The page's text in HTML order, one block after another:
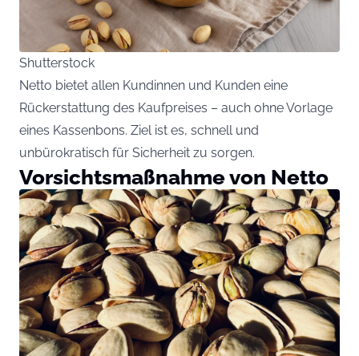
Shutterstock
Netto bietet allen Kundinnen und Kunden eine
Rückerstattung des Kaufpreises – auch ohne Vorlage
eines Kassenbons. Ziel ist es, schnell und
unbürokratisch für Sicherheit zu sorgen.
Vorsichtsmaßnahme von Netto